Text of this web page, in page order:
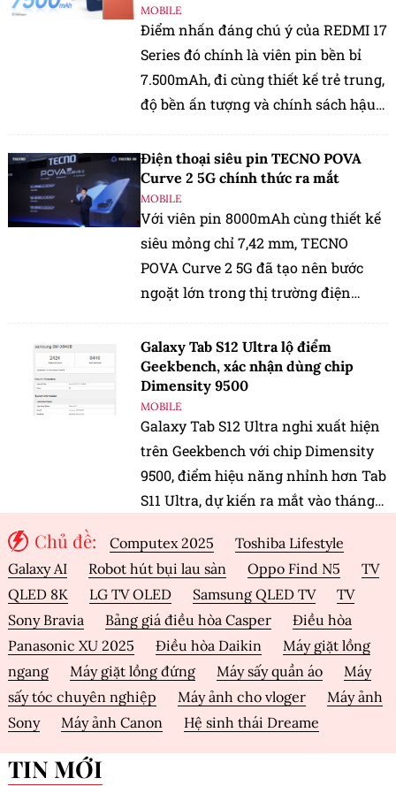
MOBILE
Điểm nhấn đáng chú ý của REDMI 17
Series đó chính là viên pin bền bỉ
7.500mAh, đi cùng thiết kế trẻ trung,
độ bền ấn tượng và chính sách hậu
Điện thoại siêu pin TECNO POVA
Curve 2 5G chính thức ra mắt
MOBILE
Với viên pin 8000mAh cùng thiết kế
siêu mỏng chỉ 7,42 mm, TECNO
POVA Curve 2 5G đã tạo nên bước
ngoặt lớn trong thị trường điện
Galaxy Tab S12 Ultra lộ điểm
Geekbench, xác nhận dùng chip
Dimensity 9500
MOBILE
Galaxy Tab S12 Ultra nghi xuất hiện
trên Geekbench với chip Dimensity
9500, điểm hiệu năng nhỉnh hơn Tab
S11 Ultra, dự kiến ra mắt vào tháng
Chủ đề: Computex 2025
Toshiba Lifestyle
Galaxy AI
Robot hút bụi lau sàn Oppo Find N5
TV
QLED 8K
LG TV OLED Samsung QLED TV
TV
Sony Bravia
Bảng giá điều hòa Casper
Điều hòa
Panasonic XU 2025
Điều hòa Daikin
Máy giặt lồng
ngang
Máy giặt lồng đứng Máy sấy quần áo
Máy
sấy tóc chuyên nghiệp
Máy ảnh cho vloger
Máy ảnh
Sony
Máy ảnh Canon Hệ sinh thái Dreame
TIN MỚI